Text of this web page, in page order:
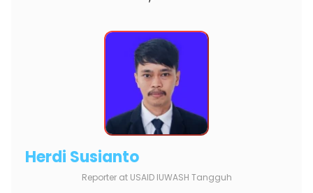
Herdi Susianto
Reporter at USAID IUWASH Tangguh